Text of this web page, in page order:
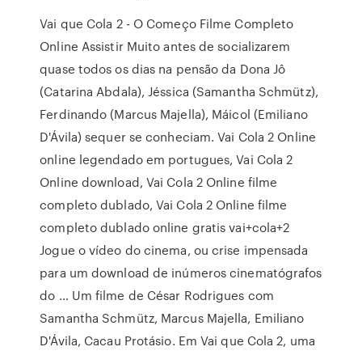
Vai que Cola 2 - O Começo Filme Completo
Online Assistir Muito antes de socializarem
quase todos os dias na pensão da Dona Jô
(Catarina Abdala), Jéssica (Samantha Schmütz),
Ferdinando (Marcus Majella), Máicol (Emiliano
D'Ávila) sequer se conheciam. Vai Cola 2 Online
online legendado em portugues, Vai Cola 2
Online download, Vai Cola 2 Online filme
completo dublado, Vai Cola 2 Online filme
completo dublado online gratis vai+cola+2
Jogue o vídeo do cinema, ou crise impensada
para um download de inúmeros cinematógrafos
do … Um filme de César Rodrigues com
Samantha Schmütz, Marcus Majella, Emiliano
D'Ávila, Cacau Protásio. Em Vai que Cola 2, uma